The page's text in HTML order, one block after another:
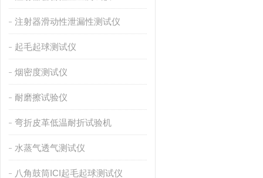
注射器滑动性泄漏性测试仪
起毛起球测试仪
烟密度测试仪
耐磨擦试验仪
弯折皮革低温耐折试验机
水蒸气透气测试仪
八角鼓筒ICI起毛起球测试仪